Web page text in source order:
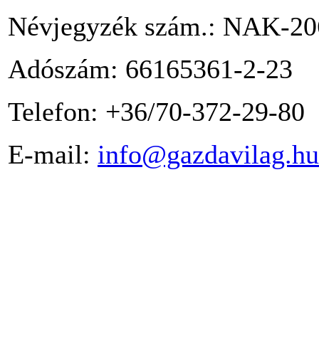
Névjegyzék szám.: NAK-
Adószám: 66165361-2-23
Telefon: +36/70-372-29-80
E-mail: info@gazdavilag.hu